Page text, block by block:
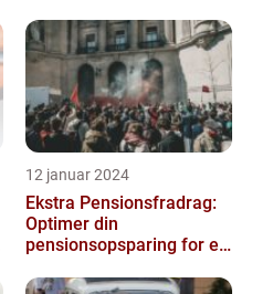
12 januar 2024
Ekstra Pensionsfradrag:
Optimer din
pensionsopsparing for en